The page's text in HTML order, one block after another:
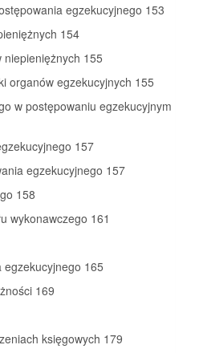
egzekucyjnego 153
154
155
organów egzekucyjnych 155
w postępowaniu egzekucyjnym
157
egzekucyjnego 157
158
wykonawczego 161
165
169
księgowych 179